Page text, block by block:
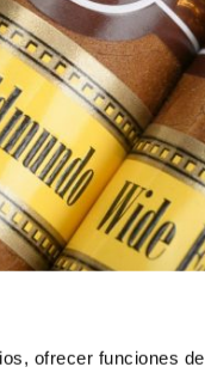
ofrecer funciones de